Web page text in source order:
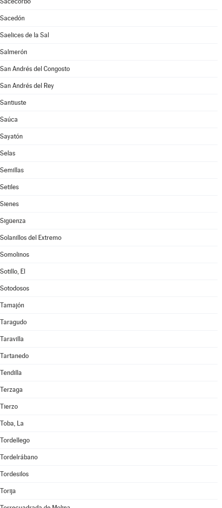
Sacedón
Saelices de la Sal
Salmerón
San Andrés del Congosto
San Andrés del Rey
Santiuste
Saúca
Sayatón
Selas
Semillas
Setiles
Sienes
Sigüenza
Solanillos del Extremo
Somolinos
Sotillo, El
Sotodosos
Tamajón
Taragudo
Taravilla
Tartanedo
Tendilla
Terzaga
Tierzo
Toba, La
Tordellego
Tordelrábano
Tordesilos
Torija